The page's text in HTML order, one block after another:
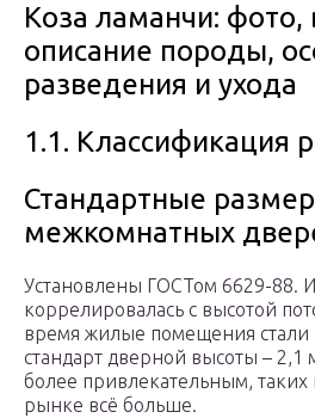
Коза ламанчи: фото,
описание породы,
разведения и ухода
1.1. Классификация
Стандартные
межкомнатных
Установлены ГОСТом 6629-88.
коррелировалась с высотой
время жилые помещения
стандарт дверной высоты – 2,1
более привлекательным,
рынке всё больше.